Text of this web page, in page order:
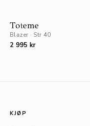
Toteme
Blazer · Str 40
2 995 kr
KJØP